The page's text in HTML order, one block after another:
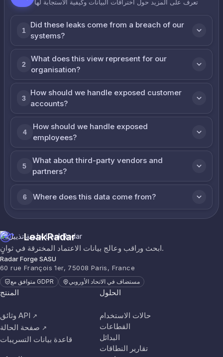
تعرف على المزيد حول اختراقات البيانات وكيفية الاستجابة لها
1
Did these leaks come from a breach of our
systems?
2
What does this view represent for our
organisation?
3
How should we handle exposed customer
accounts?
4
How should we handle exposed
employees?
5
What about third-party vendors and
partners?
6 Where does this data come from?
LeakRadar
ابحث وراقب وعالج بيانات الاعتماد المخترقة في ثوانٍ.
Radar Forge SASU
60 rue François 1er, 75008 Paris, France
متوافق مع GDPR مستضاف في الاتحاد الأوروبي
المنتج
وثائق API ↗
صفحة الحالة ↗
قاعدة بيانات التسريبات
الحلول
حالات الاستخدام
القطاعات
البدائل
تقارير النطاقات